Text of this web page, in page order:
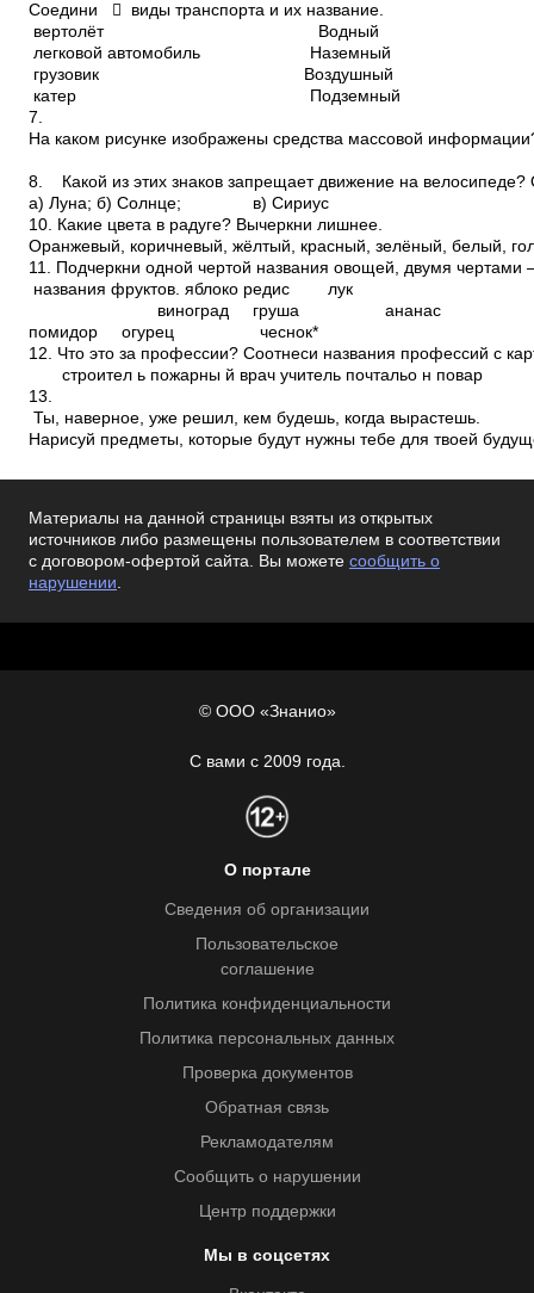
Соедини  виды транспорта и их название.
вертолёт Водный
легковой автомобиль
грузовик Воздушный
катер Подземный
7.
На каком рисунке изображены средства массовой
8. Какой из этих знаков запрещает движение на
а) Луна; б) Солнце; в) Сириус
10. Какие цвета в радуге? Вычеркни лишнее.
Оранжевый, коричневый, жёлтый, красный, зелёный, белый,
11. Подчеркни одной чертой названия овощей, двумя чертами
названия фруктов. яблоко редис лук
виноград груша ананас
помидор огурец чеснок*
12. Что это за профессии? Соотнеси названия профессий с
строител ь пожарны й врач учитель почтальо н повар
13.
Ты, наверное, уже решил, кем будешь, когда вырастешь.
Нарисуй предметы, которые будут нужны тебе для твоей
Материалы на данной страницы взяты из открытых
источников либо размещены пользователем в соответствии
с договором-офертой сайта. Вы можете сообщить о
нарушении.
© ООО «Знанио»
С вами с 2009 года.
О портале
Сведения об организации
Пользовательское
соглашение
Политика конфиденциальности
Политика персональных данных
Проверка документов
Обратная связь
Рекламодателям
Сообщить о нарушении
Центр поддержки
Мы в соцсетях